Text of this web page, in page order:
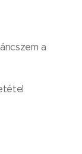
a